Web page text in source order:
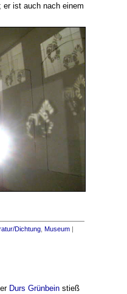
ist auch nach einem
Dichtung Museum |
Durs Grünbein stieß